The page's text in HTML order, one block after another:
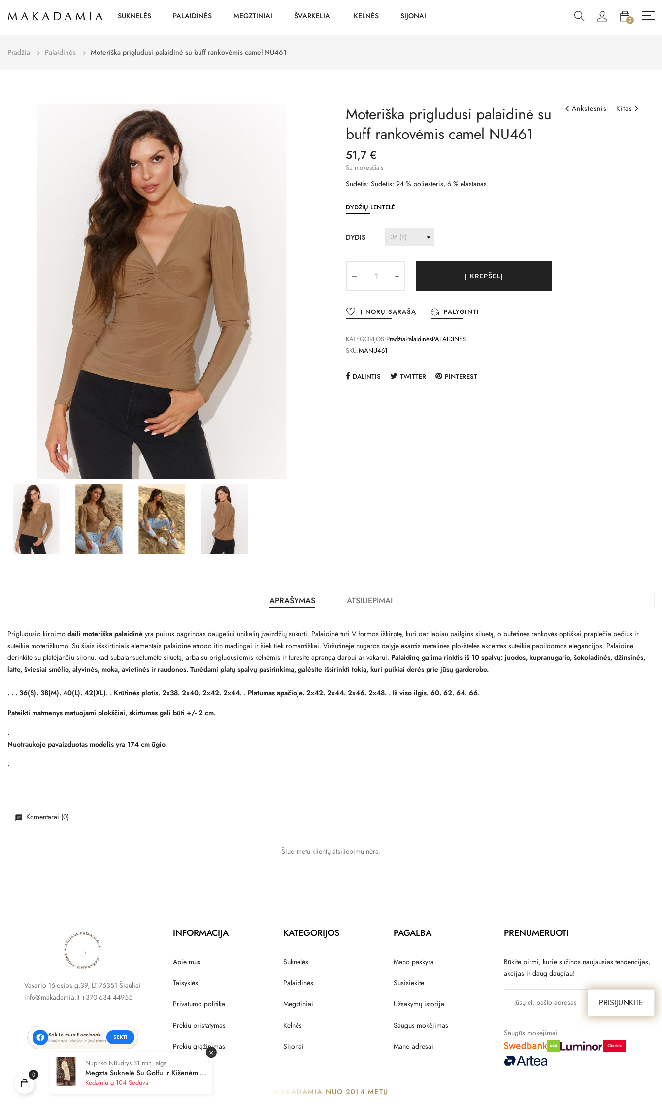
SUKNELĖS PALAIDINĖS MEGZTINIAI ŠVARKELIAI KELNĖS SIJONAI 0
Pradžia Palaidinės Moteriška prigludusi palaidinė su buff rankovėmis camel NU461
Ankstesnis Kitas
Moteriška prigludusi palaidinė su
buff rankovėmis camel NU461
51,7 €
Su mokesčiais
Sudėtis: Sudėtis: 94 % poliesteris, 6 % elastanas.
DYDŽIŲ LENTELĖ
DYDIS
Į KREPŠELĮ
Į NORŲ SĄRAŠĄ PALYGINTI
KATEGORIJOS:PradžiaPalaidinėsPALAIDINĖS
SKU:MANU461
DALINTIS TWITTER PINTEREST
APRAŠYMAS ATSILIEPIMAI
Prigludusio kirpimo daili moteriška palaidinė yra puikus pagrindas daugeliui unikalių įvaizdžių sukurti. Palaidinė turi V formos iškirptę, kuri dar labiau pailgins siluetą, o bufetinės rankovės optiškai praplečia pečius ir
suteikia moteriškumo. Su šiais išskirtiniais elementais palaidinė atrodo itin madingai ir šiek tiek romantiškai. Viršutinėje nugaros dalyje esantis metalinės plokštelės akcentas suteikia papildomos elegancijos. Palaidinę
derinkite su platėjančiu sijonu, kad subalansuotumėte siluetą, arba su prigludusiomis kelnėmis ir turėsite aprangą darbui ar vakarui. Palaidinę galima rinktis iš 10 spalvų: juodos, kupranugario, šokoladinės, džinsinės,
latte, šviesiai smėlio, alyvinės, moka, avietinės ir raudonos. Turėdami platų spalvų pasirinkimą, galėsite išsirinkti tokią, kuri puikiai derės prie jūsų garderobo.
. . . 36(S). 38(M). 40(L). 42(XL). . Krūtinės plotis. 2x38. 2x40. 2x42. 2x44. . Platumas apačioje. 2x42. 2x44. 2x46. 2x48. . Iš viso ilgis. 60. 62. 64. 66.
Pateikti matmenys matuojami plokščiai, skirtumas gali būti +/- 2 cm.
.
Nuotraukoje pavaizduotas modelis yra 174 cm ūgio.
.
Komentarai (0)
Šiuo metu klientų atsiliepimų nėra.
MAKADAMIA BLOGAS ✦ STILIAUS PATARIMAI ✦
→
Vasario 16-osios g.39, LT-76351 Šiauliai
info@makadamia.lt +370 634 44955
Sekite mus Facebook
Naujienos, akcijos ir įkvėpimas SEKTI
INFORMACIJA
Apie mus
Taisyklės
Privatumo politika
Prekių pristatymas
Prekių grąžinimas
KATEGORIJOS
Suknelės
Palaidinės
Megztiniai
Kelnės
Sijonai
PAGALBA
Mano paskyra
Susisiekite
Užsakymų istorija
Saugus mokėjimas
Mano adresai
PRENUMERUOTI
Būkite pirmi, kurie sužinos naujausias tendencijas,
akcijas ir daug daugiau!
PRISIJUNKITE
Saugūs mokėjimai
MAKADAMIA NUO 2014 METŲ
×
Nupirko NBudrys 31 min. atgal
Megzta Suknelė Su Golfu Ir Kišenėmis
Kreminė S105
Kedainiu g 104 Seduva
0